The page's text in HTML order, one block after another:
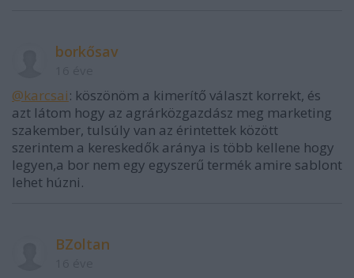
borkősav
@karcsai: köszönöm a kimerítő választ korrekt, és
azt látom hogy az agrárközgazdász meg marketing
szakember, tulsúly van az érintettek között
szerintem a kereskedők aránya is több kellene hogy
legyen,a bor nem egy egyszerű termék amire sablont
lehet húzni.
BZoltan